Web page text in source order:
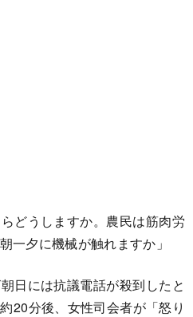
どうしますか。農民は筋肉労
一夕に機械が触れますか」
日には抗議電話が殺到したと
20分後、女性司会者が「怒り